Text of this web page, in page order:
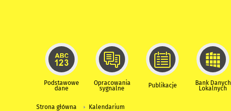
Podstawowe
dane
Opracowania
sygnalne Publikacje Bank Danych
Lokalnych
Strona główna Kalendarium